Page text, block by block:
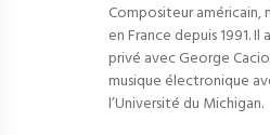
Compositeur américain,
en France depuis 1991.
privé avec George
musique électronique
l’Université du Michigan.